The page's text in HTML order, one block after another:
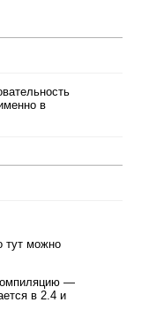
в
тут можно
—
в 2.4 и